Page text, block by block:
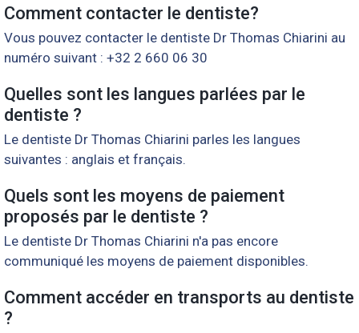
Comment contacter le dentiste?
Vous pouvez contacter le dentiste Dr Thomas Chiarini au
numéro suivant : +32 2 660 06 30
Quelles sont les langues parlées par le
dentiste ?
Le dentiste Dr Thomas Chiarini parles les langues
suivantes : anglais et français.
Quels sont les moyens de paiement
proposés par le dentiste ?
Le dentiste Dr Thomas Chiarini n'a pas encore
communiqué les moyens de paiement disponibles.
Comment accéder en transports au dentiste
?